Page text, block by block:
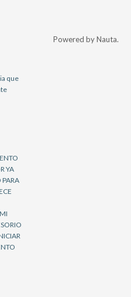
que
YA
PARA
Powered by Nauta.